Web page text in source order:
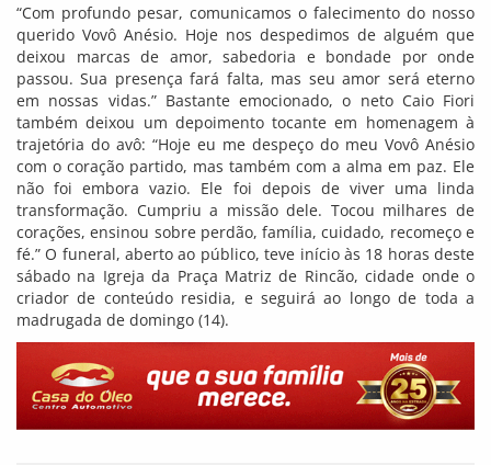
“Com profundo pesar, comunicamos o falecimento do nosso
querido Vovô Anésio. Hoje nos despedimos de alguém que
deixou marcas de amor, sabedoria e bondade por onde
passou. Sua presença fará falta, mas seu amor será eterno
em nossas vidas.” Bastante emocionado, o neto Caio Fiori
também deixou um depoimento tocante em homenagem à
trajetória do avô: “Hoje eu me despeço do meu Vovô Anésio
com o coração partido, mas também com a alma em paz. Ele
não foi embora vazio. Ele foi depois de viver uma linda
transformação. Cumpriu a missão dele. Tocou milhares de
corações, ensinou sobre perdão, família, cuidado, recomeço e
fé.” O funeral, aberto ao público, teve início às 18 horas deste
sábado na Igreja da Praça Matriz de Rincão, cidade onde o
criador de conteúdo residia, e seguirá ao longo de toda a
madrugada de domingo (14).